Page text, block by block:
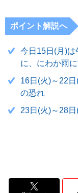
ポイント解説へ
今日15日(月)
に、にわか雨
16日(火)～22
の恐れ
23日(火)～28